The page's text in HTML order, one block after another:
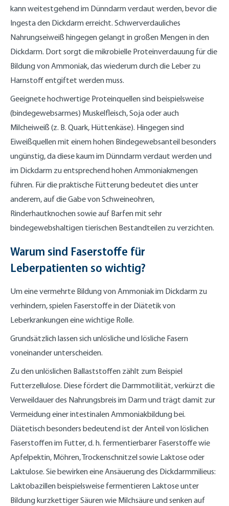
kann weitestgehend im Dünndarm verdaut werden, bevor die
Ingesta den Dickdarm erreicht. Schwerverdauliches
Nahrungseiweiß hingegen gelangt in großen Mengen in den
Dickdarm. Dort sorgt die mikrobielle Proteinverdauung für die
Bildung von Ammoniak, das wiederum durch die Leber zu
Harnstoff entgiftet werden muss.
Geeignete hochwertige Proteinquellen sind beispielsweise
(bindegewebsarmes) Muskelfleisch, Soja oder auch
Milcheiweiß (z. B. Quark, Hüttenkäse). Hingegen sind
Eiweißquellen mit einem hohen Bindegewebsanteil besonders
ungünstig, da diese kaum im Dünndarm verdaut werden und
im Dickdarm zu entsprechend hohen Ammoniakmengen
führen. Für die praktische Fütterung bedeutet dies unter
anderem, auf die Gabe von Schweineohren,
Rinderhautknochen sowie auf Barfen mit sehr
bindegewebshaltigen tierischen Bestandteilen zu verzichten.
Warum sind Faserstoffe für
Leberpatienten so wichtig?
Um eine vermehrte Bildung von Ammoniak im Dickdarm zu
verhindern, spielen Faserstoffe in der Diätetik von
Leberkrankungen eine wichtige Rolle.
Grundsätzlich lassen sich unlösliche und lösliche Fasern
voneinander unterscheiden.
Zu den unlöslichen Ballaststoffen zählt zum Beispiel
Futterzellulose. Diese fördert die Darmmotilität, verkürzt die
Verweildauer des Nahrungsbreis im Darm und trägt damit zur
Vermeidung einer intestinalen Ammoniakbildung bei.
Diätetisch besonders bedeutend ist der Anteil von löslichen
Faserstoffen im Futter, d. h. fermentierbarer Faserstoffe wie
Apfelpektin, Möhren, Trockenschnitzel sowie Laktose oder
Laktulose. Sie bewirken eine Ansäuerung des Dickdarmmilieus:
Laktobazillen beispielsweise fermentieren Laktose unter
Bildung kurzkettiger Säuren wie Milchsäure und senken auf